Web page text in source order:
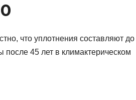
что уплотнения составляют до
45 лет в климактерическом